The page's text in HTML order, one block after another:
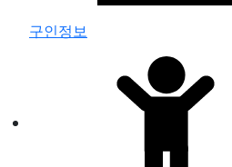
구인정보